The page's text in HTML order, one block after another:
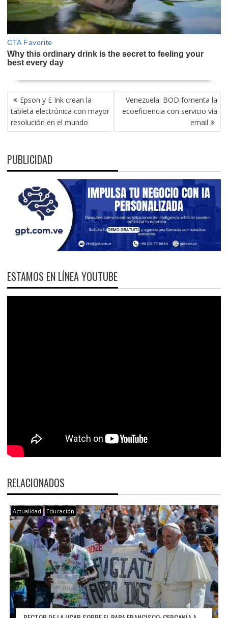
NAVEGACIÓN
DE
ENTRADAS
Epson y E Ink crean la
tableta electrónica con mayor
resolución en el mundo
Venezuela: BOD fomenta la
ecoeficiencia con servicio vía
email
PUBLICIDAD
ESTAMOS EN LÍNEA YOUTUBE
RELACIONADOS
Actualidad Educación